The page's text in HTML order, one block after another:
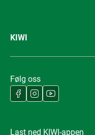
KIWI
Følg oss
Last ned KIWI-appen